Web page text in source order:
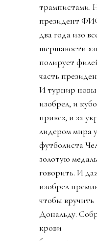
трампистами.
президент
два года изо
шершавости
полирует
часть
И турнир
изобрел, и
привез, и за
лидером мира у
футболиста
золотую
говорить. И
изобрел
чтобы вручить
Дональду.
крови